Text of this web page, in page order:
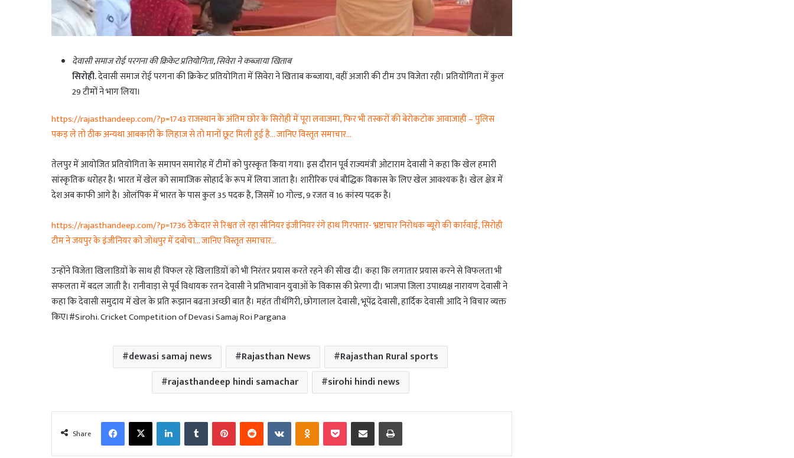
देवासी समाज रोई परगना की क्रिकेट प्रतियोगिता, सिवेरा ने कब्जाया खिताब
सिरोही.देवासी समाज रोई परगना की क्रिकेट प्रतियोगिता में सिवेरा ने खिताब कब्जाया, वहीं अजारी की टीम उप विजेता रही। प्रतियोगिता में कुल
29 टीमों ने भाग लिया।
https://rajasthandeep.com/?p=1743 राजस्थान के अंतिम छोर के सिरोही में पूरा लवाजमा, फिर भी तस्करों की बेरोकटोक आवाजाही – पुलिस
पकड़ ले तो ठीक अन्यथा आबकारी के लिहाज से तो मानों छूट मिली हुई है… जानिए विस्तृत समाचार…
तेलपुर में आयोजित प्रतियोगिता के समापन समारोह में टीमों को पुरस्कृत किया गया। इस दौरान पूर्व राज्यमंत्री ओटाराम देवासी ने कहा कि खेल हमारी
सांस्कृतिक धरोहर है। भारत में खेल को सामाजिक सोहार्द के रूप में लिया जाता है। शारीरिक एवं बौद्धिक विकास के लिए खेल आवश्यक है। खेल क्षेत्र में
देश अब काफी आगे है। ओलंपिक में भारत के पास कुल 35 पदक है, जिसमें 10 गोल्ड, 9 रजत व 16 कांस्य पदक है।
https://rajasthandeep.com/?p=1736 ठेकेदार से रिश्वत ले रहा सीनियर इंजीनियर रंगे हाथ गिरफ्तार- भ्रष्टाचार निरोधक ब्यूरो की कार्रवाई, सिरोही
टीम ने जयपुर के इंजीनियर को जोधपुर में दबोचा… जानिए विस्तृत समाचार…
उन्होंने विजेता खिलाडिय़ों के साथ ही विफल रहे खिलाडिय़ों को भी निरंतर प्रयास करते रहने की सीख दी। कहा कि लगातार प्रयास करने से विफलता भी
सफलता में बदल जाती है। रानीवाड़ा से पूर्व विधायक रतन देवासी ने प्रतिभावान युवाओं के विकास की प्रेरणा दी। भाजपा जिला उपाध्यक्ष नारायण देवासी ने
कहा कि देवासी समुदाय में खेल के प्रति रूझान बढऩा अच्छी बात है। महंत तीर्थगिरी, छोगालाल देवासी, भूपेंद्र देवासी, हार्दिक देवासी आदि ने विचार व्यक्त
किए।#Sirohi. Cricket Competition of Devasi Samaj Roi Pargana
dewasi samaj news Rajasthan News
Rajasthan Rural sports
rajasthandeep hindi samachar
sirohi hindi news
Share
FacebookX LinkedInTumblr PinterestReddit VKontakteOdnoklassniki
Pocket Share via Email Print